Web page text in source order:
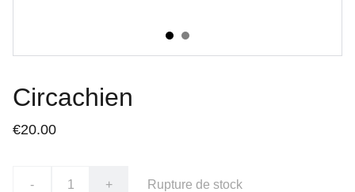
Circachien
€20.00
- + Rupture de stock